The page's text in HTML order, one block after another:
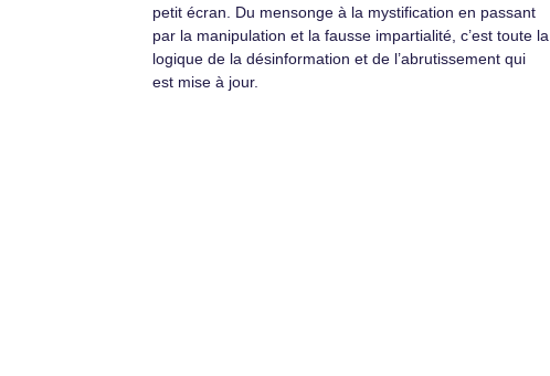
petit écran. Du mensonge à la mystification en passant
par la manipulation et la fausse impartialité, c’est toute la
logique de la désinformation et de l’abrutissement qui
est mise à jour.